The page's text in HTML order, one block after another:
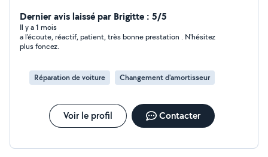
notre savoir-faire à votre service pour tous vos besoins
en mécanique et en carrosserie. Notre objectif est
simple : vous offrir un service rapide, fiable et de qualité,
sans que vous ayez à vous déplacer. Nous intervenons
entretenir votre véhicule dans les meilleures conditions.
Faites confiance à une équipe expérimentée,
Votre voiture mérite le meilleur nous venons à vous.
Dernier avis laissé par Brigitte : 5/5
Il y a 1 mois
a l'écoute, réactif, patient, très bonne prestation . N'hésitez
plus foncez.
Réparation de voiture Changement d'amortisseur
Voir le profil Contacter